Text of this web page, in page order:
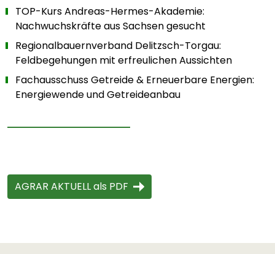
TOP-Kurs Andreas-Hermes-Akademie:
Nachwuchskräfte aus Sachsen gesucht
Regionalbauernverband Delitzsch-Torgau:
Feldbegehungen mit erfreulichen Aussichten
Fachausschuss Getreide & Erneuerbare Energien:
Energiewende und Getreideanbau
AGRAR AKTUELL als PDF